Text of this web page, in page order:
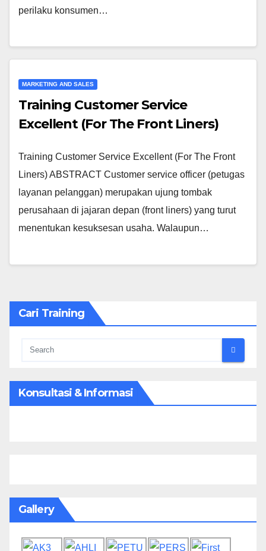
perilaku konsumen…
MARKETING AND SALES
Training Customer Service
Excellent (For The Front Liners)
Training Customer Service Excellent (For The Front
Liners) ABSTRACT Customer service officer (petugas
layanan pelanggan) merupakan ujung tombak
perusahaan di jajaran depan (front liners) yang turut
menentukan kesuksesan usaha. Walaupun…
Cari Training
Konsultasi & Informasi
Gallery